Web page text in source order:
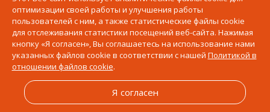
Политика в отношении обработки персональных данных
Согласие на получение рассылки рекламно-информационных
материалов
Политика в отношении файлов Cookie
Разработка сайта и дизайн:
оптимизации своей работы и улучшения работы
пользователей с ним, а также статистические файлы cookie
для отслеживания статистики посещений веб-сайта. Нажимая
кнопку «Я согласен», Вы соглашаетесь на использование нами
указанных файлов cookie в соответствии с нашей Политикой в
отношении файлов cookie.
Я согласен